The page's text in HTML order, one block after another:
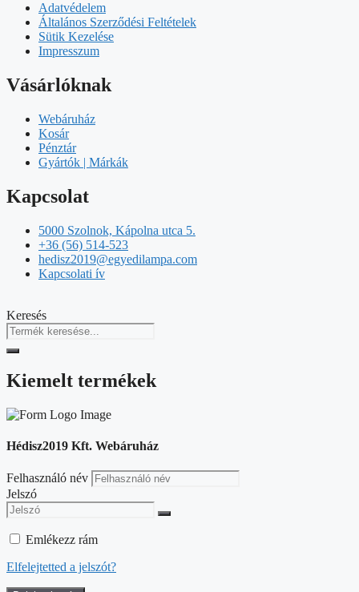
Adatvédelem
Általános Szerződési Feltételek
Sütik Kezelése
Impresszum
Vásárlóknak
Webáruház
Kosár
Pénztár
Gyártók | Márkák
Kapcsolat
5000 Szolnok, Kápolna utca 5.
+36 (56) 514-523
hedisz2019@egyedilampa.com
Kapcsolati ív
Keresés
Kiemelt termékek
Hédisz2019 Kft. Webáruház
Felhasználó név
Jelszó
Emlékezz rám
Elfelejtetted a jelszót?